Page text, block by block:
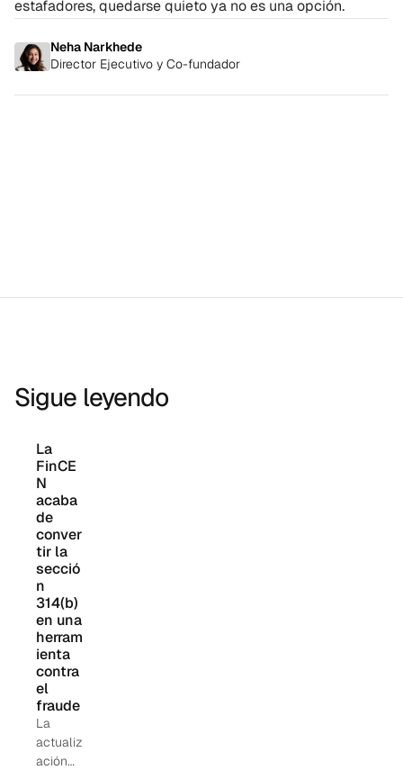
estafadores, quedarse quieto ya no es una opción.
Neha Narkhede
Director Ejecutivo y Co-fundador
Sigue leyendo
La
FinCE
N
acaba
de
conver
tir la
secció
n
314(b)
en una
herram
ienta
contra
el
fraude
La
actualiz
ación